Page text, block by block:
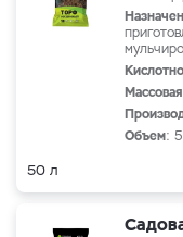
Объем:
50 л